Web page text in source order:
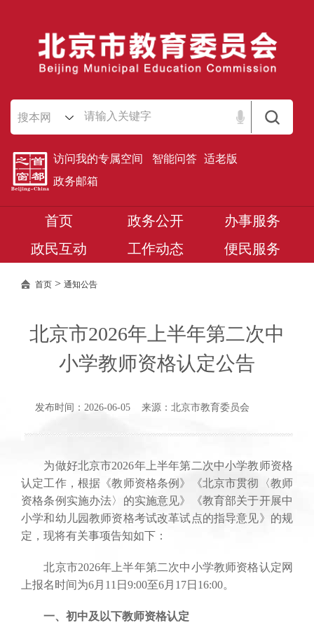
搜本网
访问我的专属空间 智能问答 适老版
政务邮箱
首页 政务公开
办事服务
政民互动
工作动态 便民服务
首页 > 通知公告
北京市2026年上半年第二次中
小学教师资格认定公告
发布时间：2026-06-05 来源：北京市教育委员会
为做好北京市2026年上半年第二次中小学教师资格
认定工作，根据《教师资格条例》《北京市贯彻〈教师
资格条例实施办法〉的实施意见》《教育部关于开展中
小学和幼儿园教师资格考试改革试点的指导意见》的规
定，现将有关事项告知如下：
北京市2026年上半年第二次中小学教师资格认定网
上报名时间为6月11日9:00至6月17日16:00。
一、初中及以下教师资格认定